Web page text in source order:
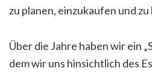
zu planen, einzukaufen und zu
Über die Jahre haben wir ein
dem wir uns hinsichtlich des